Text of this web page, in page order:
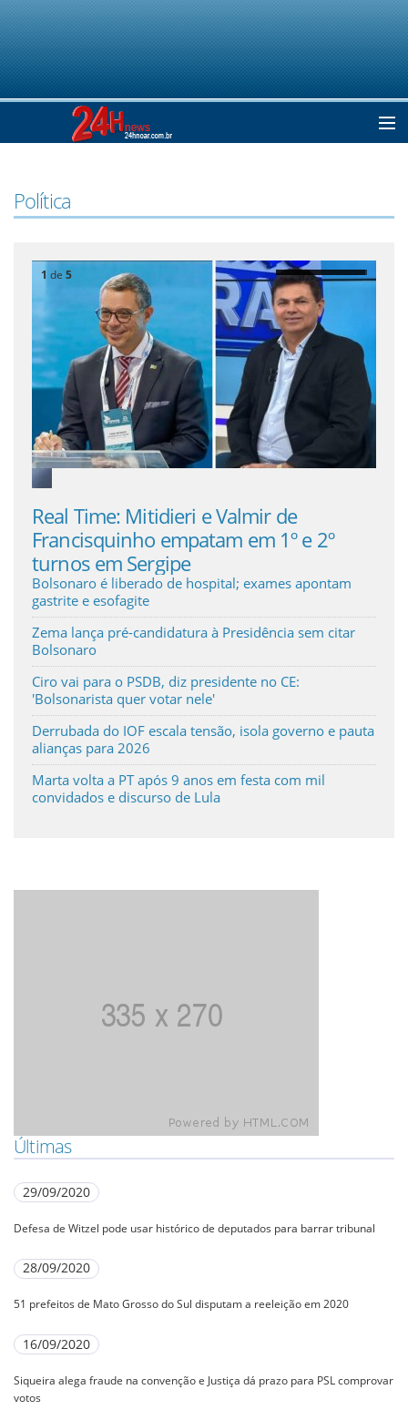
Colunistas
Classificados
Guia de Serviços
Anuncie
Cinema
Agenda Cultural
Anuncie
Fale Conosco
Política
Mitidieri e Valmir de
empatam em 1º e 2º
Sergipe
Favorito para
enfrenta
1 de5
Bolsonaro é liberado de hospital; exames apontam
gastrite e esofagite
Zema lança pré-candidatura à Presidência sem citar
Bolsonaro
Ciro vai para o PSDB, diz presidente no CE:
'Bolsonarista quer votar nele'
Derrubada do IOF escala tensão, isola governo e pauta
alianças para 2026
Marta volta a PT após 9 anos em festa com mil
convidados e discurso de Lula
Últimas
29/09/2020
Defesa de Witzel pode usar histórico de deputados para barrar tribunal
28/09/2020
51 prefeitos de Mato Grosso do Sul disputam a reeleição em 2020
16/09/2020
Siqueira alega fraude na convenção e Justiça dá prazo para PSL comprovar
votos